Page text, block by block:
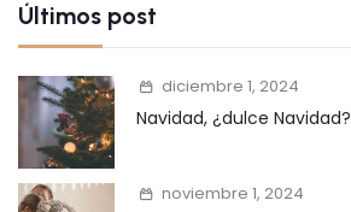
Últimos post
diciembre 1, 2024
Navidad, ¿dulce Navidad?
noviembre 1, 2024